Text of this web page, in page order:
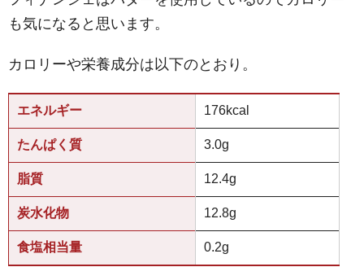
も気になると思います。
カロリーや栄養成分は以下のとおり。
エネルギー 176kcal
たんぱく質 3.0g
脂質 12.4g
炭水化物 12.8g
食塩相当量 0.2g